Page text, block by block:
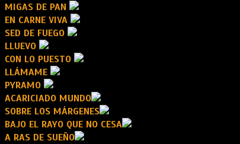
MIGAS DE PAN
EN CARNE VIVA
SED DE FUEGO
LLUEVO
CON LO PUESTO
LLÁMAME
PYRAMO
ACARICIADO MUNDO
SOBRE LOS MÁRGENES
BAJO EL RAYO QUE NO CESA
A RAS DE SUEÑO